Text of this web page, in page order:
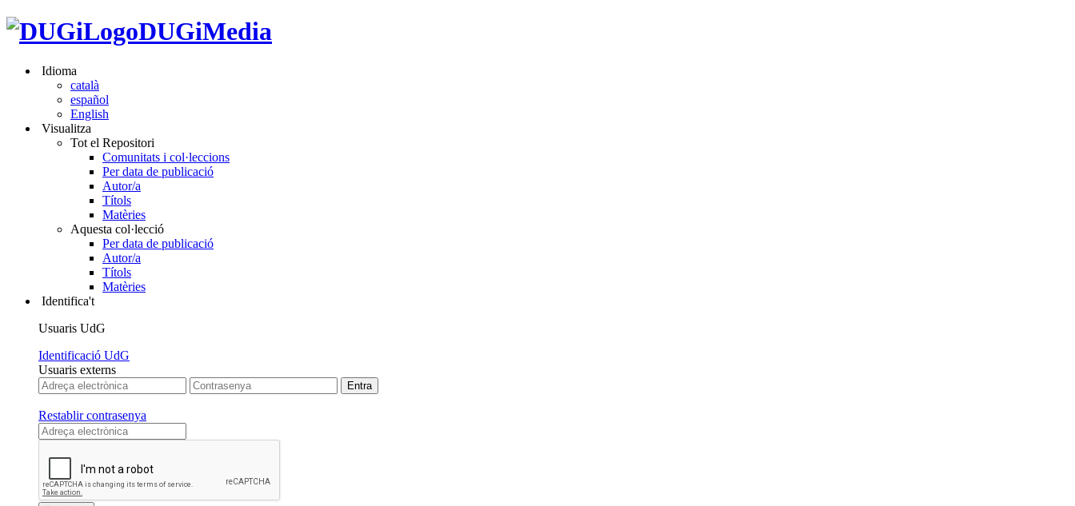
DUGiMedia
Idioma
català
español
English
Visualitza
Tot el Repositori
Comunitats i col·leccions
Per data de publicació
Autor/a
Títols
Matèries
Aquesta col·lecció
Per data de publicació
Autor/a
Títols
Matèries
Identifica't
Usuaris UdG
Identificació UdG
Usuaris externs
Restablir contrasenya